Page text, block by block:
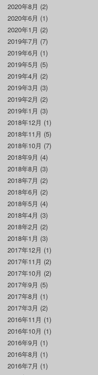
2020年8月 (2)
2020年6月 (1)
2020年1月 (2)
2019年7月 (7)
2019年6月 (1)
2019年5月 (5)
2019年4月 (2)
2019年3月 (3)
2019年2月 (2)
2019年1月 (3)
2018年12月 (1)
2018年11月 (5)
2018年10月 (7)
2018年9月 (4)
2018年8月 (3)
2018年7月 (2)
2018年6月 (2)
2018年5月 (4)
2018年4月 (3)
2018年2月 (2)
2018年1月 (3)
2017年12月 (1)
2017年11月 (2)
2017年10月 (2)
2017年9月 (5)
2017年8月 (1)
2017年3月 (2)
2016年11月 (1)
2016年10月 (1)
2016年9月 (1)
2016年8月 (1)
2016年7月 (1)